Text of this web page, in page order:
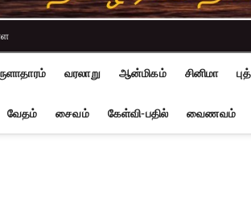
வரலாறு ஆன்மிகம் சினிமா
வேதம் சைவம் கேள்வி-பதில் வைணவம்